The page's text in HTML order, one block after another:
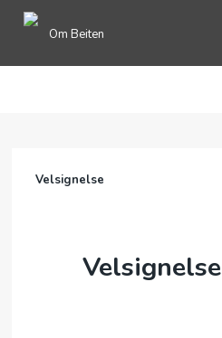
Om Beiten
GAVER
BLI MEDLEM
Velsignelse
Velsignelse